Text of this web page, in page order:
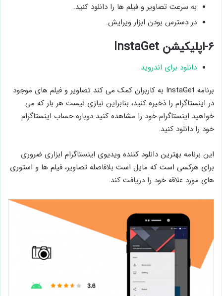
به سرعت تصاویر و فیلم ها را دانلود کنید.
در دسترس بودن ابزار ویرایش.
۶-اپلیکیشن InstaGet
دانلود برای اندروید
برنامه InstaGet به کاربران کمک می کند تصاویر و فیلم های موجود
در اینستاگرام را ذخیره کنید، بنابراین نیازی نیست هر بار که می
خواهید اینستاگرام خود را مشاهده کنید دوباره حساب اینستاگرام
خود را دانلود کنید.
این برنامه بهترین دانلود کننده ویدیوی اینستاگرام ابزاری ضروری
برای هرکسی است که مایل است بلافاصله تصاویر، فیلم ها و استوری
های مورد علاقه خود را دریافت کند.